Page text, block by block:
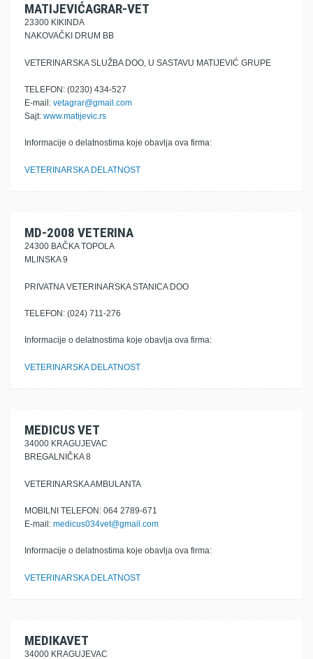
MATIJEVIĆAGRAR-VET
23300 KIKINDA
NAKOVAČKI DRUM BB
VETERINARSKA SLUŽBA DOO, U SASTAVU MATIJEVIĆ GRUPE
TELEFON: (0230) 434-527
E-mail: vetagrar@gmail.com
Sajt: www.matijevic.rs
Informacije o delatnostima koje obavlja ova firma:
VETERINARSKA DELATNOST
MD-2008 VETERINA
24300 BAČKA TOPOLA
MLINSKA 9
PRIVATNA VETERINARSKA STANICA DOO
TELEFON: (024) 711-276
Informacije o delatnostima koje obavlja ova firma:
VETERINARSKA DELATNOST
MEDICUS VET
34000 KRAGUJEVAC
BREGALNIČKA 8
VETERINARSKA AMBULANTA
MOBILNI TELEFON: 064 2789-671
E-mail: medicus034vet@gmail.com
Informacije o delatnostima koje obavlja ova firma:
VETERINARSKA DELATNOST
MEDIKAVET
34000 KRAGUJEVAC